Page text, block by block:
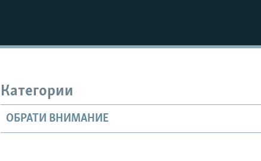
Категории
ОБРАТИ ВНИМАНИЕ